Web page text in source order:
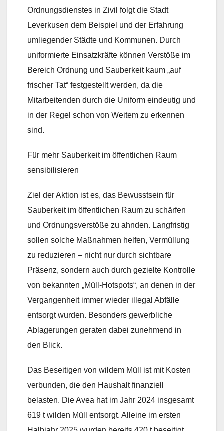
Ordnungsdienstes in Zivil folgt die Stadt
Leverkusen dem Beispiel und der Erfahrung
umliegender Städte und Kommunen. Durch
uniformierte Einsatzkräfte können Verstöße im
Bereich Ordnung und Sauberkeit kaum „auf
frischer Tat“ festgestellt werden, da die
Mitarbeitenden durch die Uniform eindeutig und
in der Regel schon von Weitem zu erkennen
sind.
Für mehr Sauberkeit im öffentlichen Raum
sensibilisieren
Ziel der Aktion ist es, das Bewusstsein für
Sauberkeit im öffentlichen Raum zu schärfen
und Ordnungsverstöße zu ahnden. Langfristig
sollen solche Maßnahmen helfen, Vermüllung
zu reduzieren – nicht nur durch sichtbare
Präsenz, sondern auch durch gezielte Kontrolle
von bekannten „Müll-Hotspots“, an denen in der
Vergangenheit immer wieder illegal Abfälle
entsorgt wurden. Besonders gewerbliche
Ablagerungen geraten dabei zunehmend in
den Blick.
Das Beseitigen von wildem Müll ist mit Kosten
verbunden, die den Haushalt finanziell
belasten. Die Avea hat im Jahr 2024 insgesamt
619 t wilden Müll entsorgt. Alleine im ersten